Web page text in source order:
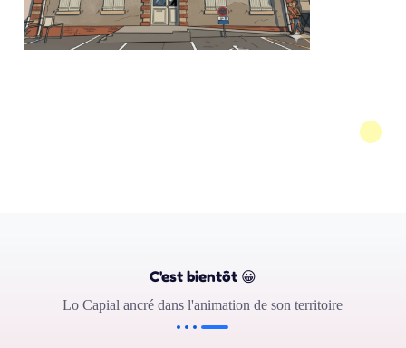
C'est bientôt 😀
Lo Capial ancré dans l'animation de son territoire